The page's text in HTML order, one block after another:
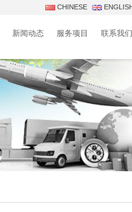
CHINESE
新闻动态 服务项目 联系我们